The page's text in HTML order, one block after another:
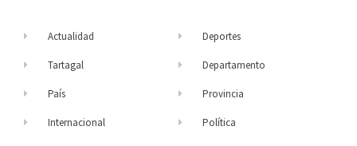
Actualidad
Tartagal
País
Internacional
Deportes
Departamento
Provincia
Política